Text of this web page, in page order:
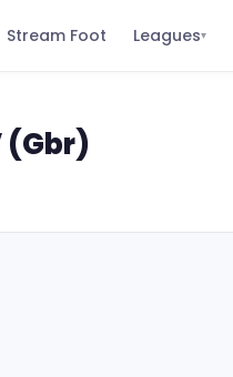
Stream Foot Leagues▾
(Gbr)